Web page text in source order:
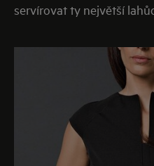
servírovat ty největší